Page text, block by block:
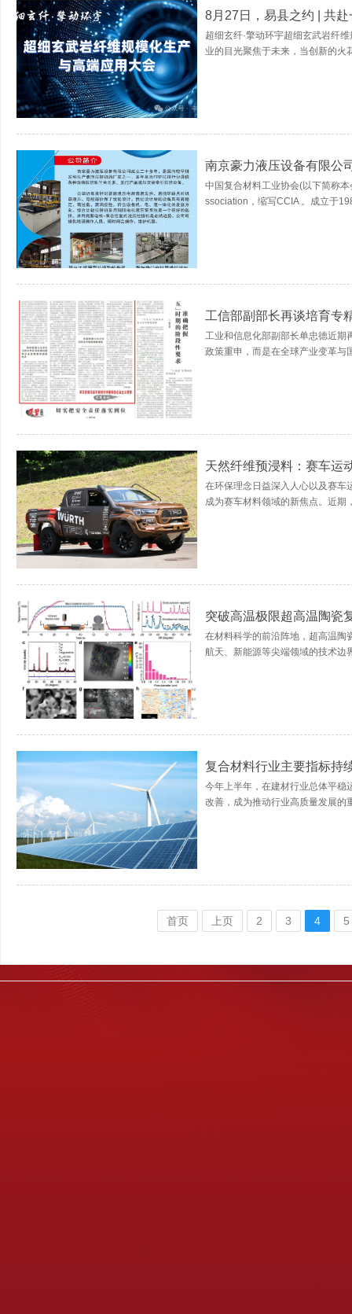
8月27日，易县之约 | 共赴
超细玄纤·擎动环宇超细玄武岩纤
业的目光聚焦于未来，当创新的火
南京豪力液压设备有限公
中国复合材料工业协会(以下简称
ssociation，缩写CCIA 。成立于
工信部副部长再谈培育专
工业和信息化部副部长单忠德近期
政策重申，而是在全球产业变革与
天然纤维预浸料：赛车运
在环保理念日益深入人心以及赛车
成为赛车材料领域的新焦点。近期
突破高温极限超高温陶瓷
在材料科学的前沿阵地，超高温陶
航天、新能源等尖端领域的技术边
复合材料行业主要指标持
今年上半年，在建材行业总体平稳
改善，成为推动行业高质量发展的
首页 上页 2 3 4 5